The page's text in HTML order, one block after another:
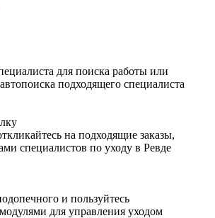
для поиска работы или
автопоиска подходящего специалиста
на подходящие заказы,
специалистов по уходу в Ревде
и пользуйтесь
для управления уходом